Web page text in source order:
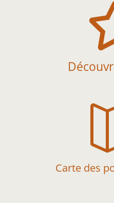
Carte des